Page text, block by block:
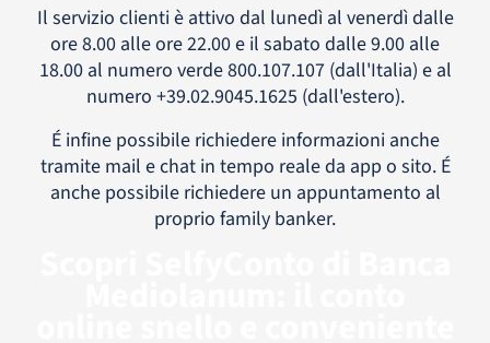
Il servizio clienti è attivo dal lunedì al venerdì dalle
ore 8.00 alle ore 22.00 e il sabato dalle 9.00 alle
18.00 al numero verde 800.107.107 (dall'Italia) e al
numero +39.02.9045.1625 (dall'estero).
É infine possibile richiedere informazioni anche
tramite mail e chat in tempo reale da app o sito. É
anche possibile richiedere un appuntamento al
proprio family banker.